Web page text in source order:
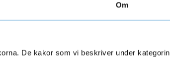
Om
De kakor som vi beskriver under kategorin